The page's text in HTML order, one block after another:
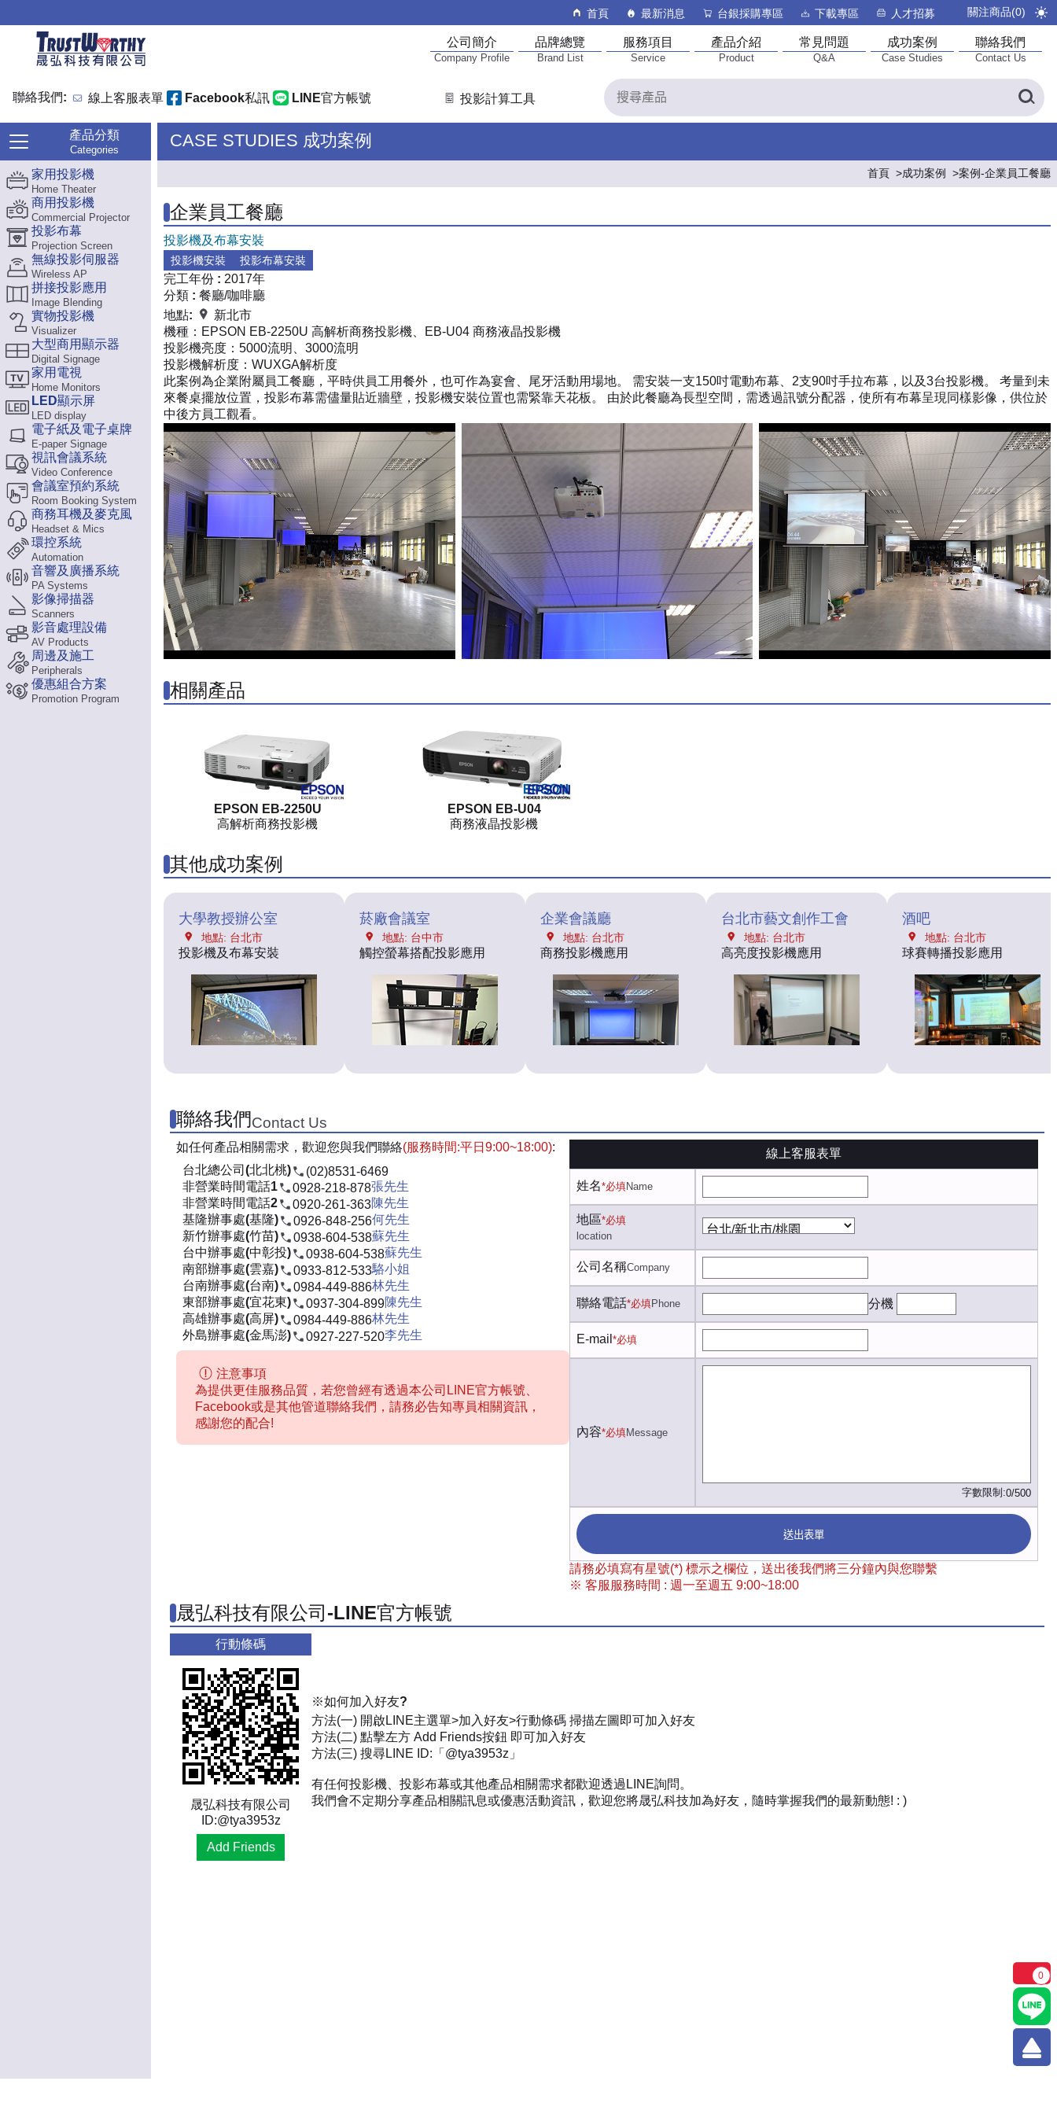
首頁 最新消息 台銀採購專區 下載專區 人才招募 關注商品(0)
公司簡介
Company Profile
品牌總覽
Brand List
服務項目
Service
產品介紹
Product
常見問題
Q&A
成功案例
Case Studies
聯絡我們
Contact Us
聯絡我們: 線上客服表單 Facebook私訊 LINE官方帳號 投影計算工具
產品分類
Categories
家用投影機
Home Theater
商用投影機
Commercial Projector
投影布幕
Projection Screen
無線投影伺服器
Wireless AP
拼接投影應用
Image Blending
實物投影機
Visualizer
大型商用顯示器
Digital Signage
家用電視
Home Monitors
LED顯示屏
LED display
電子紙及電子桌牌
E-paper Signage
視訊會議系統
Video Conference
會議室預約系統
Room Booking System
商務耳機及麥克風
Headset & Mics
環控系統
Automation
音響及廣播系統
PA Systems
影像掃描器
Scanners
影音處理設備
AV Products
周邊及施工
Peripherals
優惠組合方案
Promotion Program
CASE STUDIES 成功案例
首頁 成功案例 案例-企業員工餐廳
企業員工餐廳
投影機及布幕安裝
投影機安裝 投影布幕安裝
完工年份 : 2017年
分類 : 餐廳/咖啡廳
地點:
新北市
機種： EPSON EB-2250U 高解析商務投影機、EB-U04 商務液晶投影機
投影機亮度： 5000流明、3000流明
投影機解析度： WUXGA解析度
此案例為企業附屬員工餐廳，平時供員工用餐外，也可作為宴會、尾牙活動用場地。 需安裝一支150吋電動布幕、2支90吋手拉布幕，以及3台投影機。 考量到未
來餐桌擺放位置，投影布幕需儘量貼近牆壁，投影機安裝位置也需緊靠天花板。 由於此餐廳為長型空間，需透過訊號分配器，使所有布幕呈現同樣影像，供位於
中後方員工觀看。
相關產品
EPSON EB-2250U
高解析商務投影機
EPSON EB-U04
商務液晶投影機
其他成功案例
大學教授辦公室
地點: 台北市
投影機及布幕安裝
菸廠會議室
地點: 台中市
觸控螢幕搭配投影應用
企業會議廳
地點: 台北市
商務投影機應用
台北市藝文創作工會
地點: 台北市
高亮度投影機應用
酒吧
地點: 台北市
球賽轉播投影應用
聯絡我們Contact Us
如任何產品相關需求，歡迎您與我們聯絡(服務時間:平日9:00~18:00):
台北總公司(北北桃)
(02)8531-6469
非營業時間電話1
0928-218-878張先生
非營業時間電話2
0920-261-363陳先生
基隆辦事處(基隆)
0926-848-256何先生
新竹辦事處(竹苗)
0938-604-538蘇先生
台中辦事處(中彰投)
0938-604-538蘇先生
南部辦事處(雲嘉)
0933-812-533駱小姐
台南辦事處(台南)
0984-449-886林先生
東部辦事處(宜花東)
0937-304-899陳先生
高雄辦事處(高屏)
0984-449-886林先生
外島辦事處(金馬澎)
0927-227-520李先生
注意事項
為提供更佳服務品質，若您曾經有透過本公司LINE官方帳號、
Facebook或是其他管道聯絡我們，請務必告知專員相關資訊，
感謝您的配合!
線上客服表單
姓名*必填Name
地區*必填
location
公司名稱Company
聯絡電話*必填Phone 分機
E-mail *必填
內容*必填Message
字數限制:0/500
送出表單
請務必填寫有星號(*) 標示之欄位，送出後我們將三分鐘內與您聯繫
※ 客服服務時間 : 週一至週五 9:00~18:00
晟弘科技有限公司-LINE官方帳號
行動條碼
晟弘科技有限公司
ID:@tya3953z
Add Friends
※如何加入好友?
方法(一) 開啟LINE主選單>加入好友>行動條碼 掃描左圖即可加入好友
方法(二) 點擊左方 Add Friends按鈕 即可加入好友
方法(三) 搜尋LINE ID:「@tya3953z」
有任何投影機、投影布幕或其他產品相關需求都歡迎透過LINE詢問。
我們會不定期分享產品相關訊息或優惠活動資訊，歡迎您將晟弘科技加為好友，隨時掌握我們的最新動態! : )
0